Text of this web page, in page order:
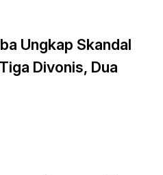
Ungkap Skandal
Divonis, Dua